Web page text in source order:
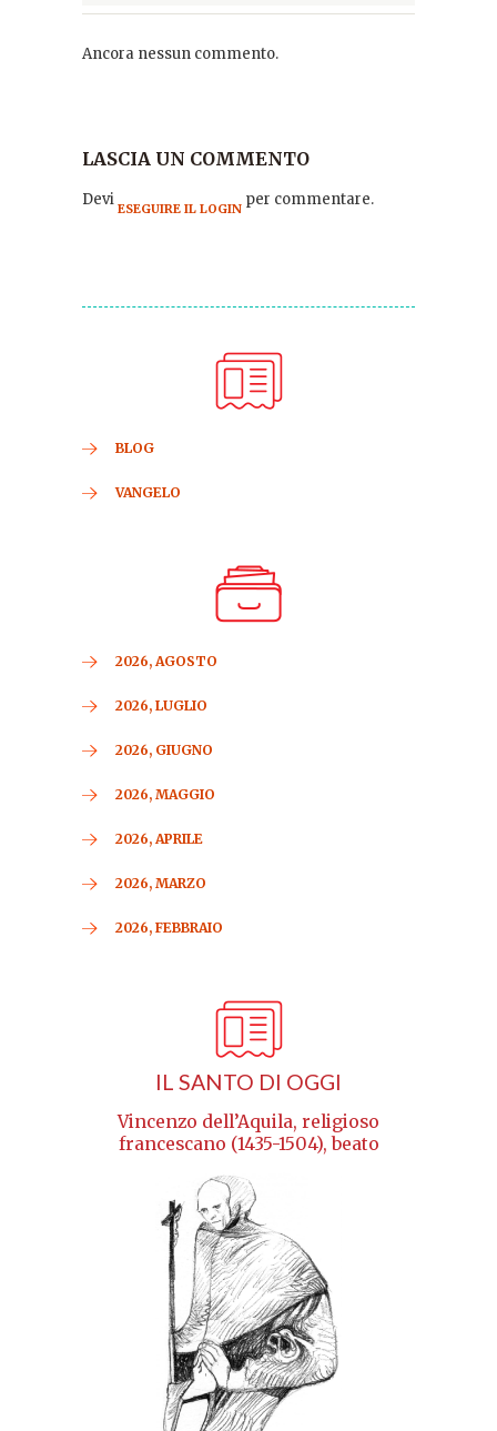
Ancora nessun commento.
LASCIA UN COMMENTO
Devi ESEGUIRE IL LOGIN per commentare.
BLOG
VANGELO
2026, AGOSTO
2026, LUGLIO
2026, GIUGNO
2026, MAGGIO
2026, APRILE
2026, MARZO
2026, FEBBRAIO
IL SANTO DI OGGI
Vincenzo dell’Aquila, religioso
francescano (1435-1504), beato